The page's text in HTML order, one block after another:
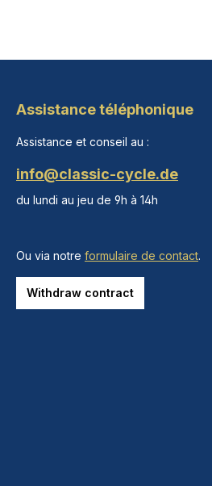
Assistance téléphonique
Assistance et conseil au :
info@classic-cycle.de
du lundi au jeu de 9h à 14h
Ou via notre formulaire de contact.
Withdraw contract